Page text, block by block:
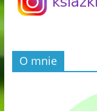
O mnie